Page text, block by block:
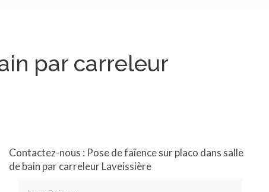
par carreleur
Contactez-nous : Pose de faïence sur placo dans salle
de bain par carreleur Laveissière